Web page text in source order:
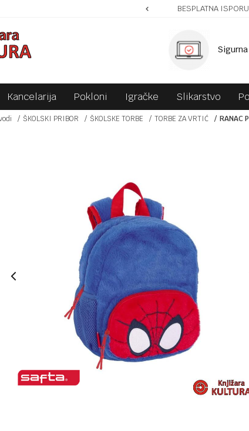
PLATNIM KARTICAMA! BESPLATNA
Kancelarija Pokloni Igračke Slikarstvo
ŠKOLSKI PRIBOR ŠKOLSKE TORBE TORBE ZA VRTIĆ RANAC